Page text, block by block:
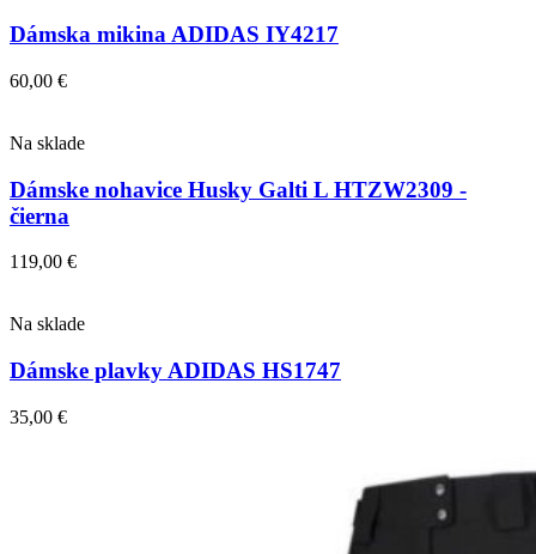
Dámska mikina ADIDAS IY4217
60,00 €
Na sklade
Dámske nohavice Husky Galti L HTZW2309 -
čierna
119,00 €
Na sklade
Dámske plavky ADIDAS HS1747
35,00 €